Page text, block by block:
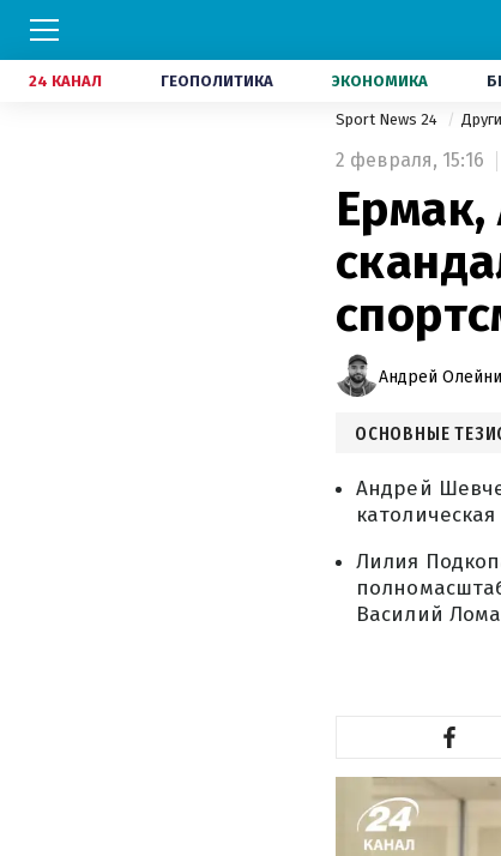
24 КАНАЛ ГЕОПОЛИТИКА ЭКОНОМИКА
Sport News 24
2 февраля, 15:16
Андрей
ОСНОВНЫЕ
Андрей
Лилия
Василий